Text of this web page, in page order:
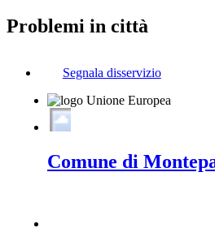
Problemi in città
Segnala disservizio
Comune di